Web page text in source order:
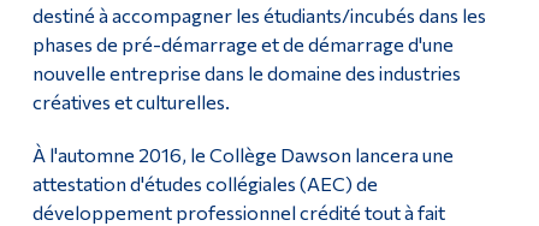
destiné à accompagner les étudiants/incubés dans les
phases de pré-démarrage et de démarrage d'une
nouvelle entreprise dans le domaine des industries
créatives et culturelles.
À l'automne 2016, le Collège Dawson lancera une
attestation d'études collégiales (AEC) de
développement professionnel crédité tout à fait